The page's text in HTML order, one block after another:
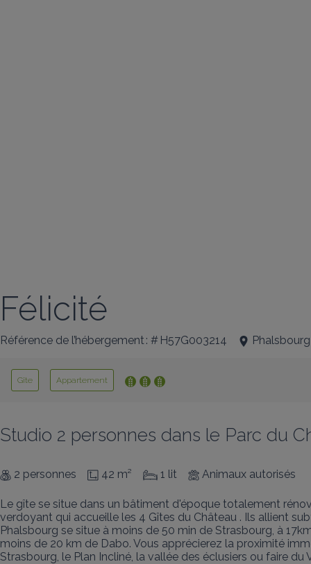
Félicité
Référence de l’hébergement : # H57G003214 Phalsbourg
Gîte Appartement
Studio 2 personnes dans le Parc du
2 personnes 42 m² 1 lit Animaux autorisés
Le gîte se situe dans un bâtiment d'époque totalement
verdoyant qui accueille les 4 Gîtes du Château . Ils allient
Phalsbourg se situe à moins de 50 min de Strasbourg, à
moins de 20 km de Dabo. Vous apprécierez la proximité
Strasbourg, le Plan Incliné, la vallée des éclusiers ou faire du